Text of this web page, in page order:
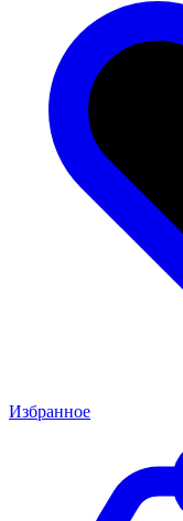
Избранное